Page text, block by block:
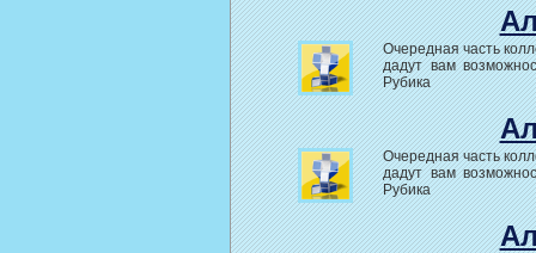
Очередная часть
дадут вам
Рубика
Очередная часть
дадут вам
Рубика